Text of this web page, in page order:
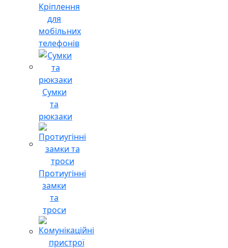
Кріплення
для
мобільних
телефонів
Сумки
та
рюкзаки
Протиугінні
замки
та
троси